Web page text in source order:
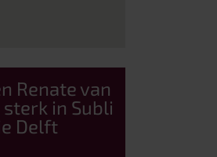
Renate van
in Subli
Delft